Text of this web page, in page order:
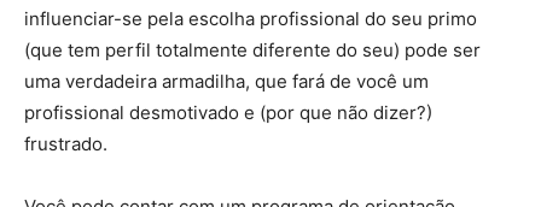
influenciar-se pela escolha profissional do seu primo
(que tem perfil totalmente diferente do seu) pode ser
uma verdadeira armadilha, que fará de você um
profissional desmotivado e (por que não dizer?)
frustrado.